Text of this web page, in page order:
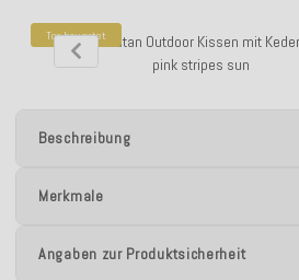
Top bewertet
H.O.C.K. Yucatan Outdoor Kissen mit Keder
pink stripes sun
Beschreibung
Merkmale
Angaben zur Produktsicherheit